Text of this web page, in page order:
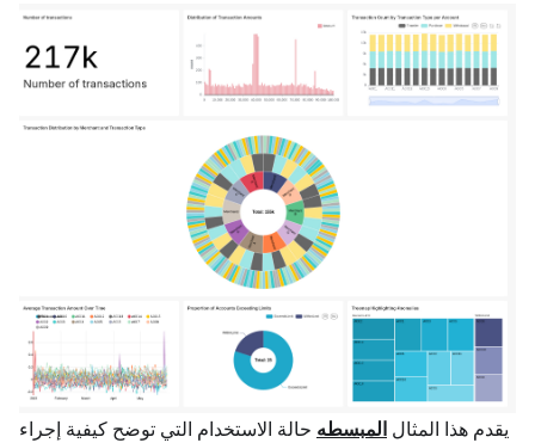
يقدم هذا المثال المبسطه حالة الاستخدام التي توضح كيفية إجراء